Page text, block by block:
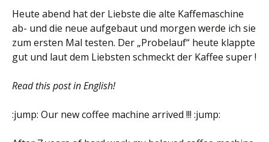
Heute abend hat der Liebste die alte Kaffemaschine
ab- und die neue aufgebaut und morgen werde ich sie
zum ersten Mal testen. Der „Probelauf“ heute klappte
gut und laut dem Liebsten schmeckt der Kaffee super !
Read this post in English!
:jump: Our new coffee machine arrived !!! :jump: